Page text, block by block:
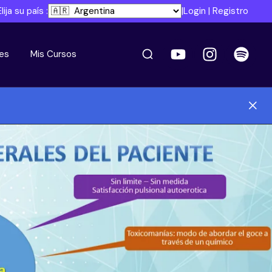
su país : |Login | Registro
Mis Cursos